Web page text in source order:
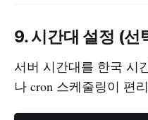
9. 시간대 설정 (선
서버 시간대를 한국 시
나 cron 스케줄링이 편